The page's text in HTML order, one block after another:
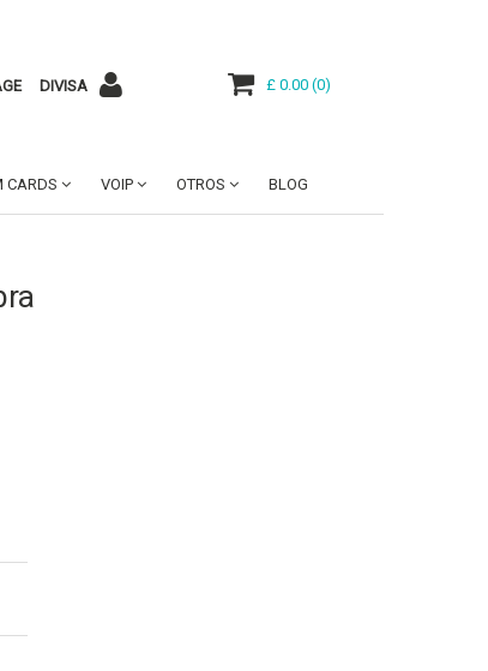
DIVISA £ 0.00 (0)
CARDS VOIP OTROS BLOG